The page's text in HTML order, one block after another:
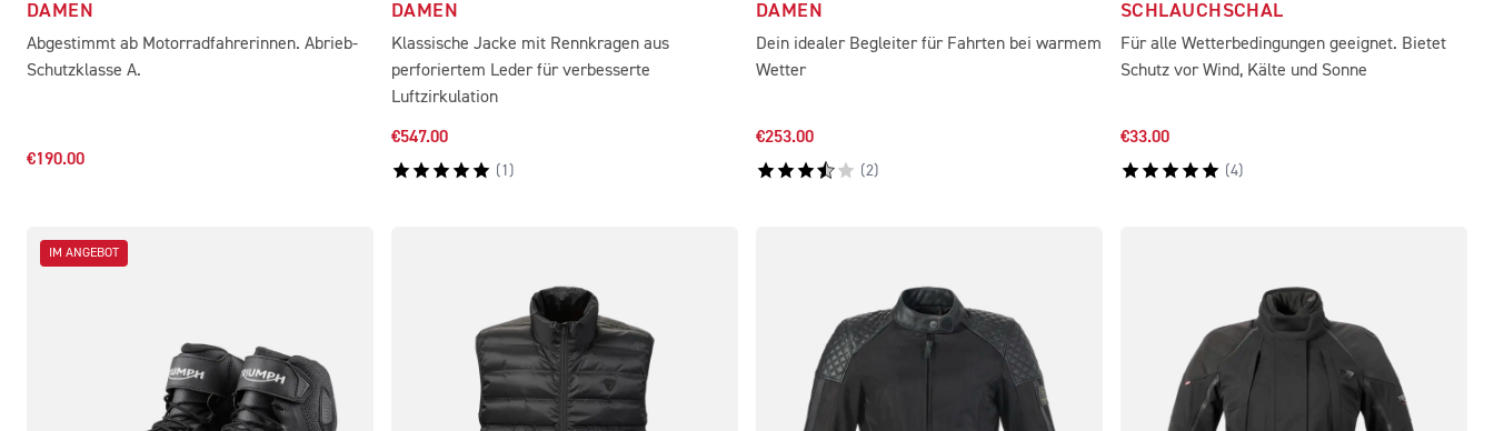
DAMEN
Abgestimmt ab Motorradfahrerinnen. Abrieb-
Schutzklasse A.
€190.00
DAMEN
Klassische Jacke mit Rennkragen aus
perforiertem Leder für verbesserte
Luftzirkulation
€547.00
( 1 )
DAMEN
Dein idealer Begleiter für Fahrten bei warmem
Wetter
€253.00
(2)
SCHLAUCHSCHAL
Für alle Wetterbedingungen geeignet. Bietet
Schutz vor Wind, Kälte und Sonne
€33.00
(4)
IM ANGEBOT